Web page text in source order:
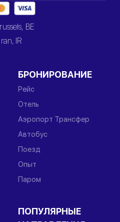
BE
IR
БРОНИРОВАНИЕ
Рейс
Отель
Аэропорт Трансфер
Автобус
Поезд
Опыт
Паром
ПОПУЛЯРНЫЕ